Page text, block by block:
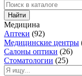
Найти
Медицина
Аптеки (92)
Медицинские центры
Салоны оптики (26)
Стоматологии (25)